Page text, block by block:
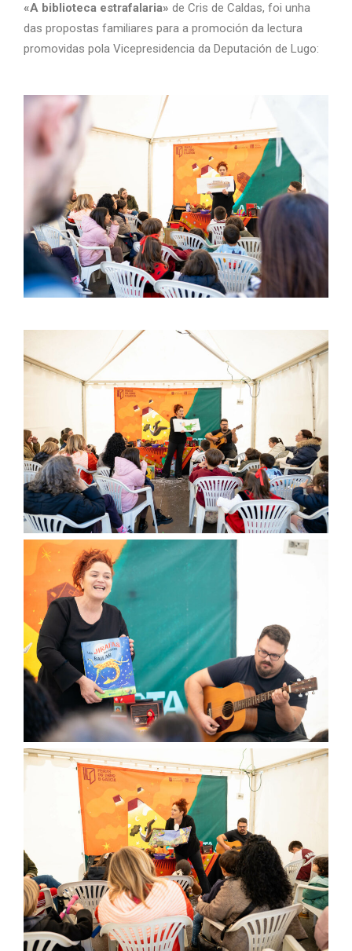
«A biblioteca estrafalaria» de Cris de Caldas, foi unha
das propostas familiares para a promoción da lectura
promovidas pola Vicepresidencia da Deputación de Lugo: